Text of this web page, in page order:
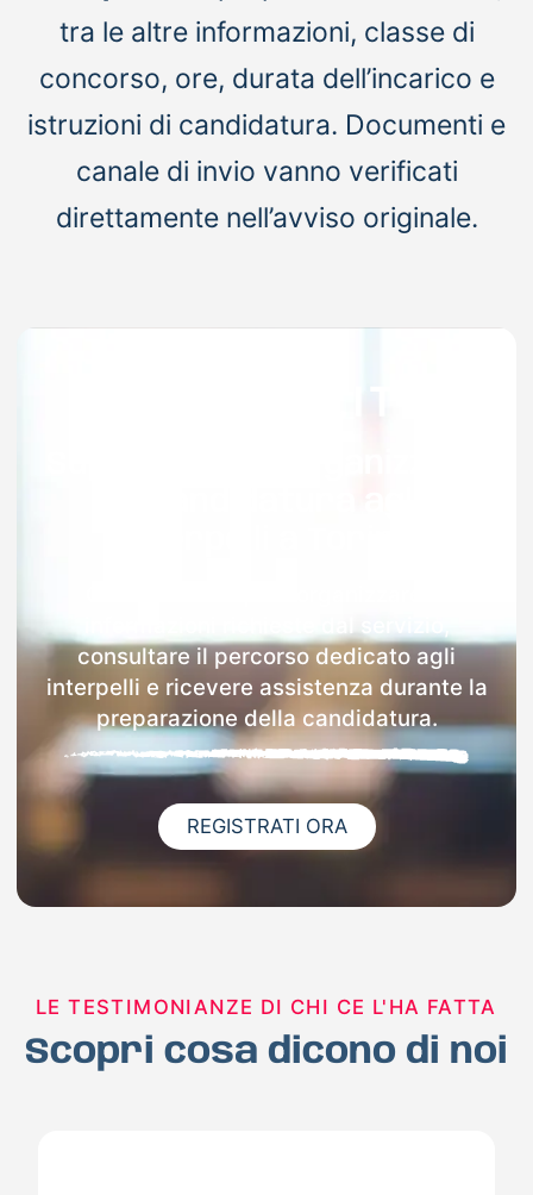
tra le altre informazioni, classe di
concorso, ore, durata dell’incarico e
istruzioni di candidatura. Documenti e
canale di invio vanno verificati
direttamente nell’avviso originale.
consultare il percorso dedicato agli
interpelli e ricevere assistenza durante la
preparazione della candidatura.
REGISTRATI ORA
LE TESTIMONIANZE DI CHI CE L'HA FATTA
Scopri cosa dicono di noi